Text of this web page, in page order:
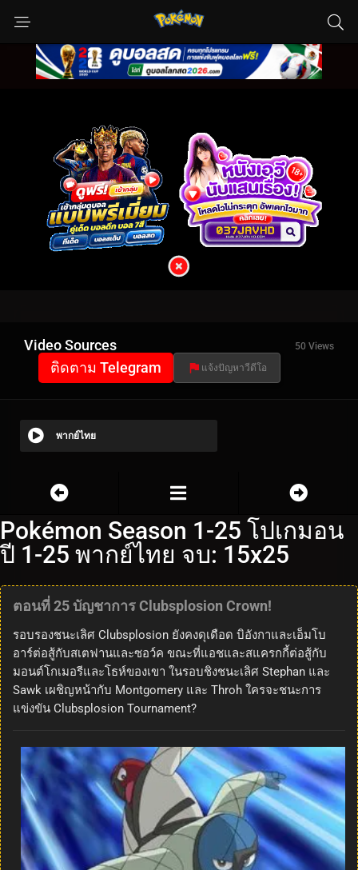
Video Sources 50 Views
ติดตาม Telegram แจ้งปัญหาวีดีโอ
พากย์ไทย
Pokémon Season 1-25 โปเกมอน
ปี 1-25 พากย์ไทย จบ: 15x25
ตอนที่ 25 บัญชาการ Clubsplosion Crown!
รอบรองชนะเลิศ Clubsplosion ยังคงดุเดือด บิอังกาและเอ็มโบ
อาร์ต่อสู้กับสเตฟานและซอว์ค ขณะที่แอชและสแครกกี้ต่อสู้กับ
มอนต์โกเมอรีและโธห์ของเขา ในรอบชิงชนะเลิศ Stephan และ
Sawk เผชิญหน้ากับ Montgomery และ Throh ใครจะชนะการ
แข่งขัน Clubsplosion Tournament?